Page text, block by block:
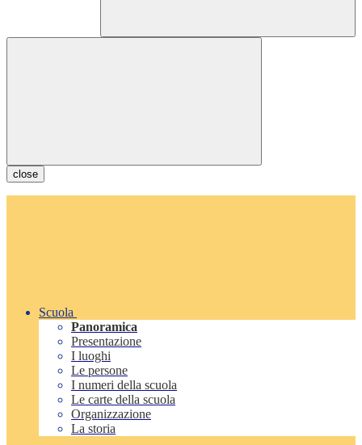
close
Scuola
Panoramica
Presentazione
I luoghi
Le persone
I numeri della scuola
Le carte della scuola
Organizzazione
La storia